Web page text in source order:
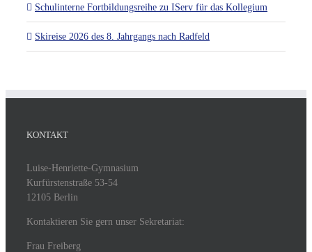
Schulinterne Fortbildungsreihe zu IServ für das Kollegium
Skireise 2026 des 8. Jahrgangs nach Radfeld
KONTAKT
Luise-Henriette-Gymnasium
Kurfürstenstraße 53-54
12105 Berlin
Kontaktieren Sie gern unser Sekretariat:
Frau Freiberg